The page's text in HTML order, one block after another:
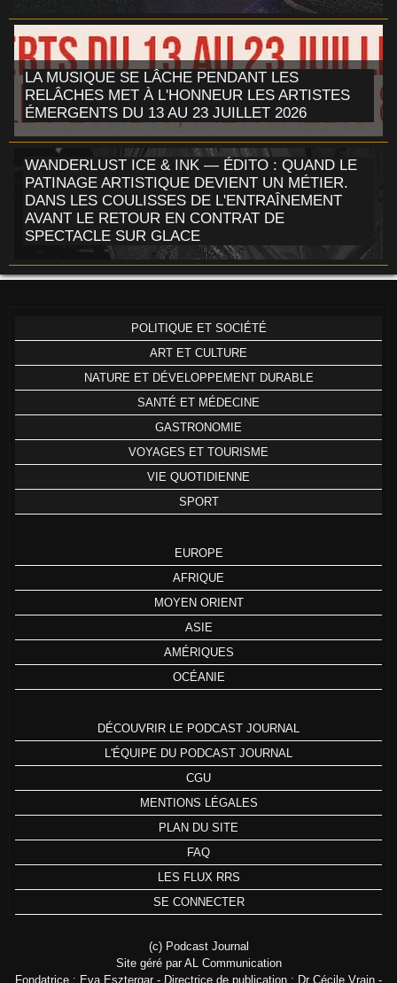
LA MUSIQUE SE LÂCHE PENDANT LES
RELÂCHES MET À L'HONNEUR LES ARTISTES
ÉMERGENTS DU 13 AU 23 JUILLET 2026
WANDERLUST ICE & INK — ÉDITO : QUAND LE
PATINAGE ARTISTIQUE DEVIENT UN MÉTIER.
DANS LES COULISSES DE L'ENTRAÎNEMENT
AVANT LE RETOUR EN CONTRAT DE
SPECTACLE SUR GLACE
POLITIQUE ET SOCIÉTÉ
ART ET CULTURE
NATURE ET DÉVELOPPEMENT DURABLE
SANTÉ ET MÉDECINE
GASTRONOMIE
VOYAGES ET TOURISME
VIE QUOTIDIENNE
SPORT
EUROPE
AFRIQUE
MOYEN ORIENT
ASIE
AMÉRIQUES
OCÉANIE
DÉCOUVRIR LE PODCAST JOURNAL
L'ÉQUIPE DU PODCAST JOURNAL
CGU
MENTIONS LÉGALES
PLAN DU SITE
FAQ
LES FLUX RRS
SE CONNECTER
(c) Podcast Journal
Site géré par AL Communication
Fondatrice : Eva Esztergar - Directrice de publication : Dr Cécile Vrain -